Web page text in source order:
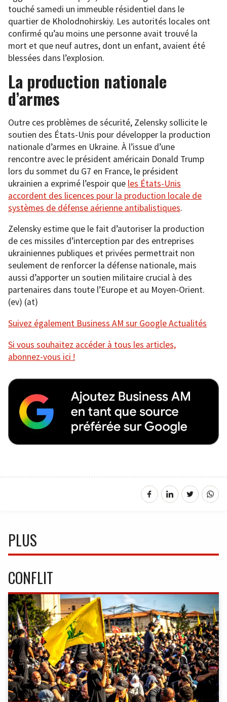
touché samedi un immeuble résidentiel dans le
quartier de Kholodnohirskiy. Les autorités locales ont
confirmé qu’au moins une personne avait trouvé la
mort et que neuf autres, dont un enfant, avaient été
blessées dans l’explosion.
La production nationale
d’armes
Outre ces problèmes de sécurité, Zelensky sollicite le
soutien des États-Unis pour développer la production
nationale d’armes en Ukraine. À l’issue d’une
rencontre avec le président américain Donald Trump
lors du sommet du G7 en France, le président
ukrainien a exprimé l’espoir que les États-Unis
accordent des licences pour la production locale de
systèmes de défense aérienne antibalistiques.
Zelensky estime que le fait d’autoriser la production
de ces missiles d’interception par des entreprises
ukrainiennes publiques et privées permettrait non
seulement de renforcer la défense nationale, mais
aussi d’apporter un soutien militaire crucial à des
partenaires dans toute l’Europe et au Moyen-Orient.
(ev) (at)
Suivez également Business AM sur Google Actualités
Si vous souhaitez accéder à tous les articles,
abonnez-vous ici !
PLUS
CONFLIT